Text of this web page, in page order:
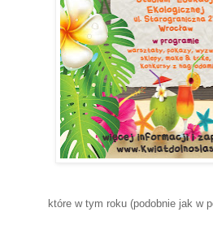
które w tym roku (podobnie jak w